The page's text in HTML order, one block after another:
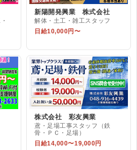
新陽開発興業 株式会社
解体・土工・雑工スタッフ
日給10,000円〜
株式会社 彩友興業
鳶・足場工事スタッフ（鉄
骨・ＰＣ・足場）
日給14,000〜19,000円